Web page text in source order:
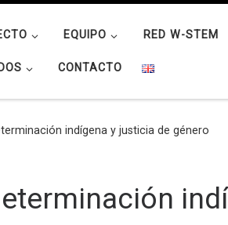
EQUIPO RED W-STEM
CONTACTO
indígena y justicia de género